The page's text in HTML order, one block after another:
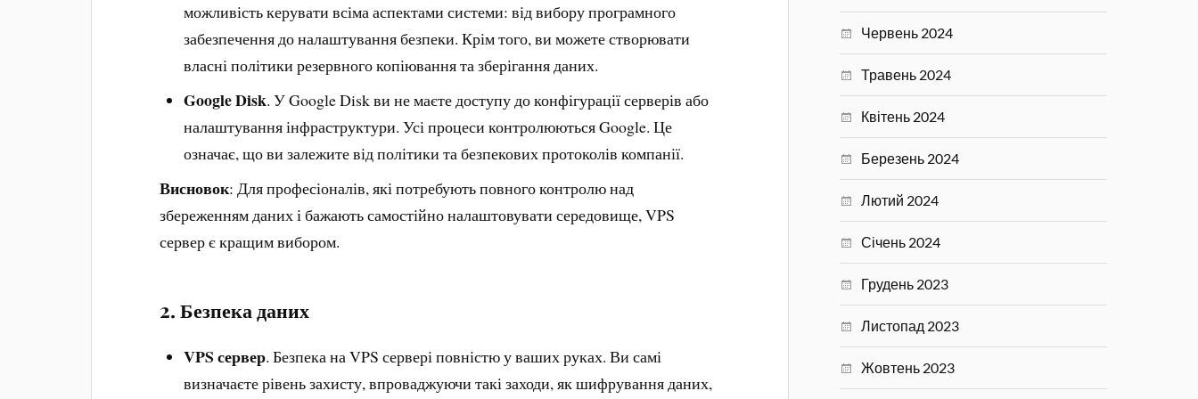
можливість керувати всіма аспектами системи: від вибору програмного
забезпечення до налаштування безпеки. Крім того, ви можете створювати
власні політики резервного копіювання та зберігання даних.
Google Disk. У Google Disk ви не маєте доступу до конфігурації серверів або
налаштування інфраструктури. Усі процеси контролюються Google. Це
означає, що ви залежите від політики та безпекових протоколів компанії.
Висновок: Для професіоналів, які потребують повного контролю над
збереженням даних і бажають самостійно налаштовувати середовище, VPS
сервер є кращим вибором.
2.Безпека даних
VPS сервер. Безпека на VPS сервері повністю у ваших руках. Ви самі
визначаєте рівень захисту, впроваджуючи такі заходи, як шифрування даних,
Червень 2024
Травень 2024
Квітень 2024
Березень 2024
Лютий 2024
Січень 2024
Грудень 2023
Листопад 2023
Жовтень 2023